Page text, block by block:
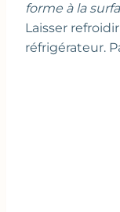
forme à la
Laisser
réfrigérateur.